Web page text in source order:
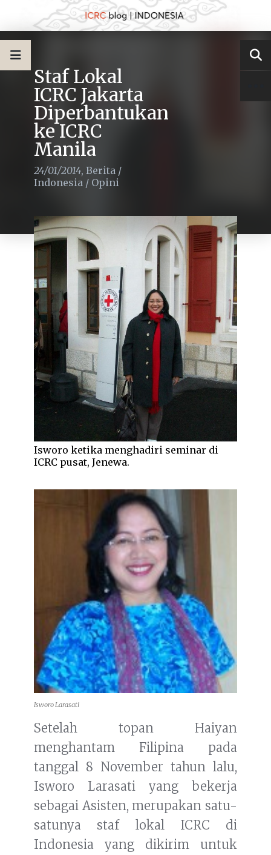
Staf Lokal
ICRC Jakarta
Diperbantukan
ke ICRC
Manila
24/01/2014, Berita /
Indonesia / Opini
Isworo ketika menghadiri seminar di
ICRC pusat, Jenewa.
Isworo Larasati
Setelah topan Haiyan
menghantam Filipina pada
tanggal 8 November tahun lalu,
Isworo Larasati yang bekerja
sebagai Asisten, merupakan satu-
satunya staf lokal ICRC di
Indonesia yang dikirim untuk